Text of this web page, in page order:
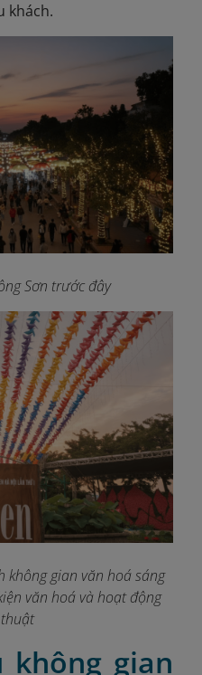
khách.
Sơn trước đây
không gian văn hoá sáng
văn hoá và hoạt động
không gian